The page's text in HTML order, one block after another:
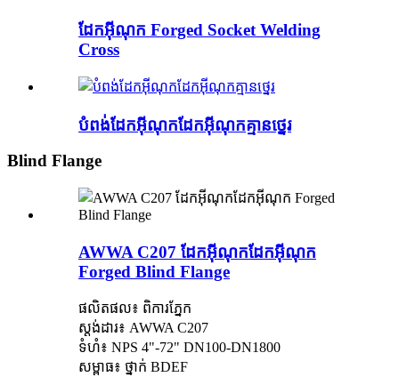
ដែកអ៊ីណុក Forged Socket Welding
Cross
បំពង់ដែកអ៊ីណុកដែកអ៊ីណុកគ្មានថ្នេរ
Blind Flange
AWWA C207 ដែកអ៊ីណុកដែកអ៊ីណុក
Forged Blind Flange
ផលិតផល៖ ពិការភ្នែក
ស្តង់ដារ៖ AWWA C207
ទំហំ៖ NPS 4"-72" DN100-DN1800
សម្ពាធ៖ ថ្នាក់ BDEF